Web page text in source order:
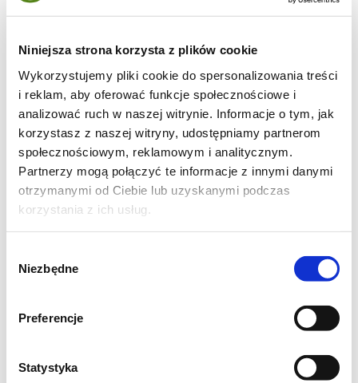
Niniejsza strona korzysta z plików cookie
Wykorzystujemy pliki cookie do spersonalizowania treści
i reklam, aby oferować funkcje społecznościowe i
analizować ruch w naszej witrynie. Informacje o tym, jak
korzystasz z naszej witryny, udostępniamy partnerom
społecznościowym, reklamowym i analitycznym.
Partnerzy mogą połączyć te informacje z innymi danymi
otrzymanymi od Ciebie lub uzyskanymi podczas
korzystania z ich usług.
zgody
Niezbędne
Preferencje
Statystyka
120 g cukru
2 jajka
70 g gorzkiej czekolady
120 ml. letniego mleka
200 g mąki pszennej
1 łyżeczka proszku do pieczenia
120 g zmielonych orzechów włoskich lub
laskowych
Jak upiec babkę z gorzką
czekoladą i orzechami?